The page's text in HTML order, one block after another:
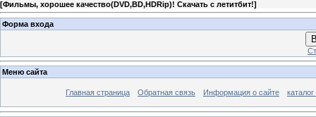
[Фильмы, хорошее качество(DVD,BD,HDRip)! Скачать с летитбит!]
Форма входа
Меню сайта
Главная страница Обратная связь Информация о сайте